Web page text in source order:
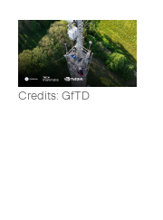
Credits: GfTD